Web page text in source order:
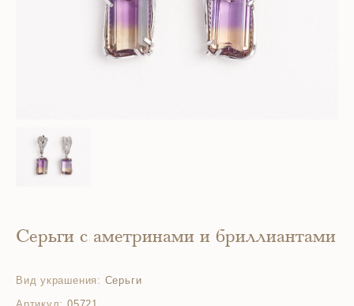
Серьги с аметринами и бриллиантами
Вид украшения: Серьги